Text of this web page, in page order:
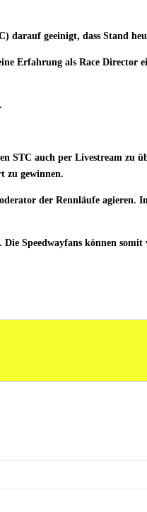
darauf geeinigt, dass Stand
Erfahrung als Race
STC auch per Livestream zu
zu gewinnen.
der Rennläufe agieren.
Speedwayfans können somit